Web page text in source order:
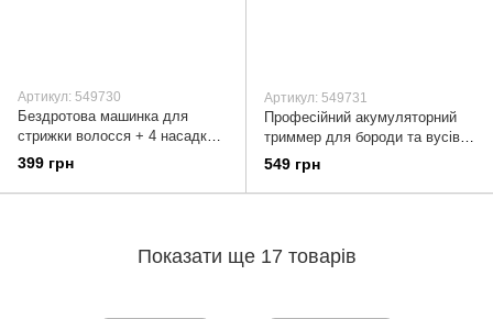
Артикул: 549730
Бездротова машинка для
стрижки волосся + 4 насадки,
VGR V-075 / Професійна
машинка тример для стрижки
399 грн
Артикул: 549731
Професійний акумуляторний
триммер для бороди та вусів з
дисплеєм та регулятором
довжин VGR V-080
549 грн
Показати ще 17 товарів